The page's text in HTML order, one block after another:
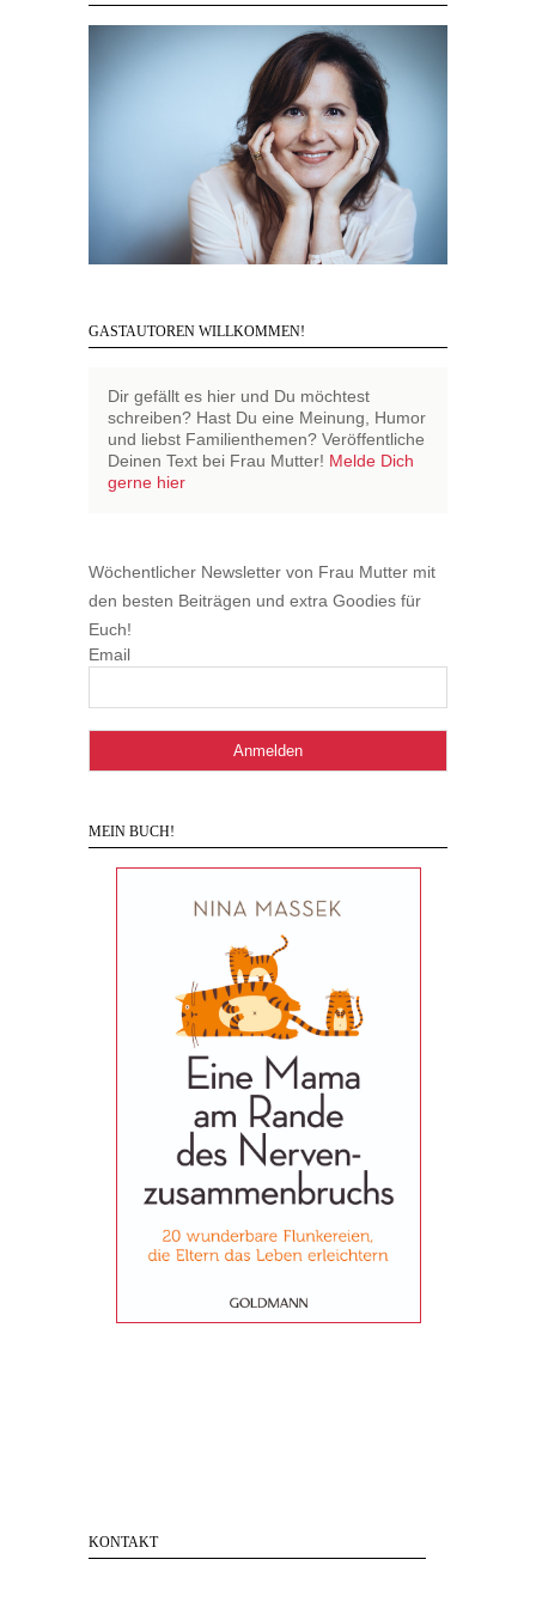
GASTAUTOREN WILLKOMMEN!
Dir gefällt es hier und Du möchtest
schreiben? Hast Du eine Meinung, Humor
und liebst Familienthemen? Veröffentliche
Deinen Text bei Frau Mutter! Melde Dich
gerne hier
Wöchentlicher Newsletter von Frau Mutter mit
den besten Beiträgen und extra Goodies für
Euch!
Email
MEIN BUCH!
KONTAKT